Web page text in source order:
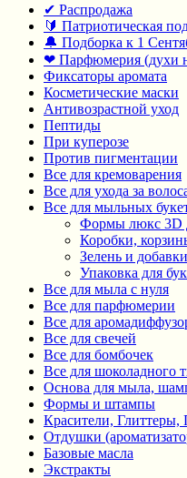
✔ Распродажа
🔰 Патриотическая
🔔 Подборка к 1
❤ Парфюмерия (духи
Фиксаторы аромата
Косметические маски
Антивозрастной уход
Пептиды
При куперозе
Против пигментации
Все для кремоварения
Все для ухода за
Все для мыльных
Формы люкс 3D
Коробки,
Зелень и
Упаковка для
Все для мыла с нуля
Все для парфюмерии
Все для
Все для свечей
Все для бомбочек
Все для шоколадного
Основа для мыла,
Формы и штампы
Красители,
Отдушки
Базовые масла
Экстракты